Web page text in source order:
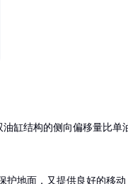
缸结构的侧向偏移量比单
护地面，又提供良好的移动